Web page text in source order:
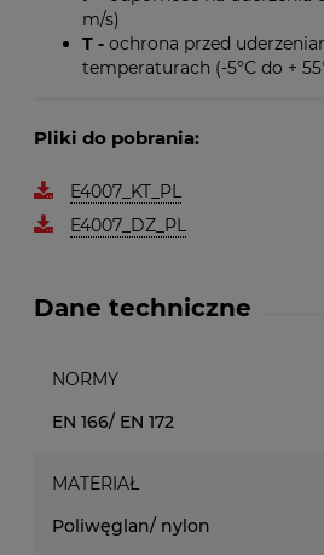
m/s)
T - ochrona przed
temperaturach (-5°C do +
Pliki do pobrania:
E4007_KT_PL
E4007_DZ_PL
Dane techniczne
NORMY
EN 166/ EN 172
MATERIAŁ
Poliwęglan/ nylon